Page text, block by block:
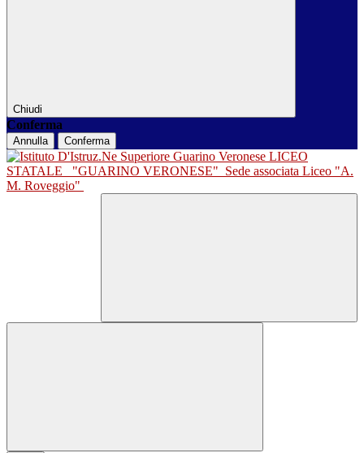
Chiudi
Conferma
Annulla Conferma
LICEO
STATALE
"GUARINO VERONESE" Sede associata Liceo "A.
M. Roveggio"